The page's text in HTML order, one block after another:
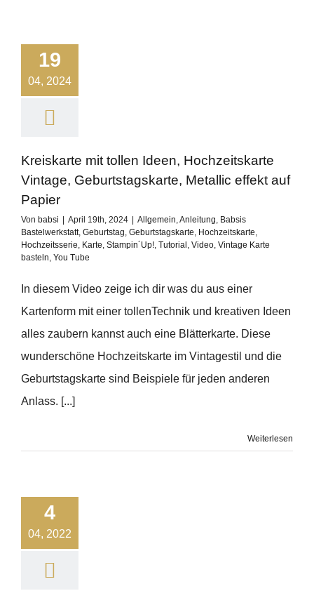
19
04, 2024
Kreiskarte mit tollen Ideen, Hochzeitskarte
Vintage, Geburtstagskarte, Metallic effekt auf
Papier
Von babsi April 19th, 2024 Allgemein,Anleitung, Babsis
Bastelwerkstatt, Geburtstag, Geburtstagskarte, Hochzeitskarte,
Hochzeitsserie, Karte, Stampin´Up!, Tutorial , Video, Vintage Karte
basteln, You Tube
In diesem Video zeige ich dir was du aus einer
Kartenform mit einer tollenTechnik und kreativen Ideen
alles zaubern kannst auch eine Blätterkarte. Diese
wunderschöne Hochzeitskarte im Vintagestil und die
Geburtstagskarte sind Beispiele für jeden anderen
Anlass. [...]
Weiterlesen
4
04, 2022